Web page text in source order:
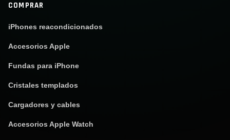
COMPRAR
iPhones reacondicionados
Accesorios Apple
Fundas para iPhone
Cristales templados
Cargadores y cables
Accesorios Apple Watch